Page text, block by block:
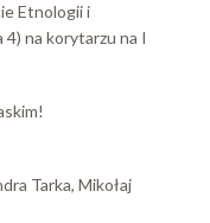
Etnologii i
na korytarzu na I
Tarka, Mikołaj